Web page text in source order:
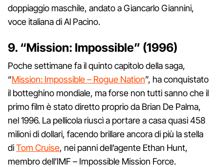
doppiaggio maschile, andato a Giancarlo Giannini,
voce italiana di Al Pacino.
9. “Mission: Impossible” (1996)
Poche settimane fa il quinto capitolo della saga,
“Mission: Impossible – Rogue Nation”, ha conquistato
il botteghino mondiale, ma forse non tutti sanno che il
primo film è stato diretto proprio da Brian De Palma,
nel 1996. La pellicola riuscì a portare a casa quasi 458
milioni di dollari, facendo brillare ancora di più la stella
diTom Cruise, nei panni dell’agente Ethan Hunt,
membro dell’IMF – Impossible Mission Force.